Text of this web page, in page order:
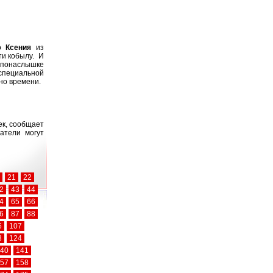
Ксения из
кобылу. И
времени.
сообщает
могут
21
22
43
44
65
66
87
88
107
124
141
158